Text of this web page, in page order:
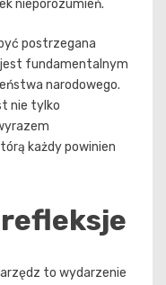
nieporozumień.
postrzegana
fundamentalnym
narodowego.
nie tylko
każdy powinien
to wydarzenie